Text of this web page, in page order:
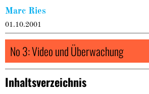
No 01–22
Essays
Reviews
Marc Ries
01.10.2001
No 3: Video und Überwachung
Inhaltsverzeichnis